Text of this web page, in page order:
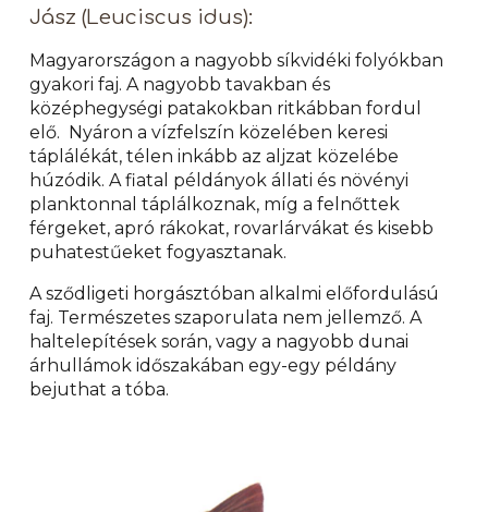
Jász (Leuciscus idus):
Magyarországon a nagyobb síkvidéki folyókban
gyakori faj. A nagyobb tavakban és
középhegységi patakokban ritkábban fordul
elő. Nyáron a vízfelszín közelében keresi
táplálékát, télen inkább az aljzat közelébe
húzódik. A fiatal példányok állati és növényi
planktonnal táplálkoznak, míg a felnőttek
férgeket, apró rákokat, rovarlárvákat és kisebb
puhatestűeket fogyasztanak.
A sződligeti horgásztóban alkalmi előfordulású
faj. Természetes szaporulata nem jellemző. A
haltelepítések során, vagy a nagyobb dunai
árhullámok időszakában egy-egy példány
bejuthat a tóba.